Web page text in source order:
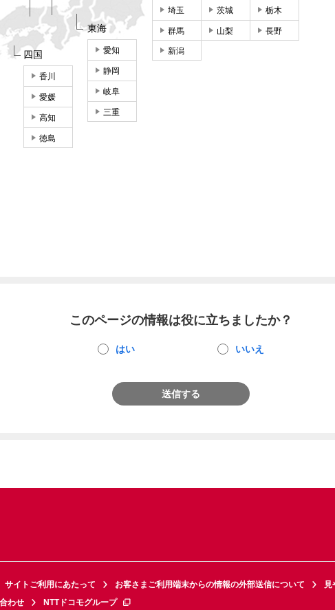
埼玉 茨城 栃木
群馬 山梨 長野
新潟
東海
愛知
静岡
岐阜
三重
四国
香川
愛媛
高知
徳島
このページの情報は役に立ちましたか？
はい いいえ
送信する
サイトご利用にあたって お客さまご利用端末からの情報の外部送信について
見
わせ NTTドコモグループ